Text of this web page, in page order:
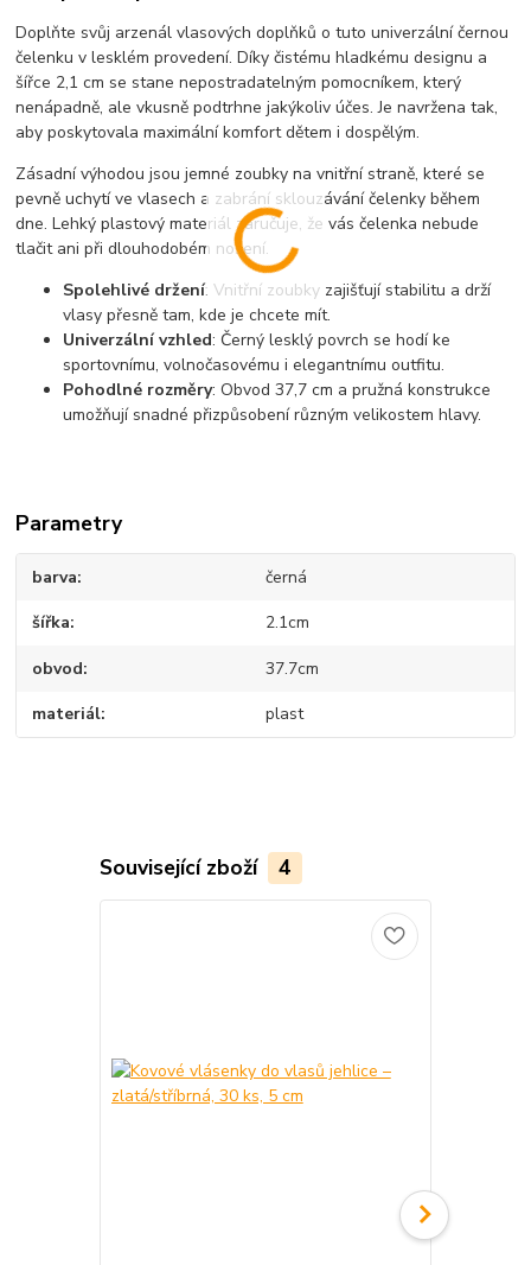
Doplňte svůj arzenál vlasových doplňků o tuto univerzální černou
čelenku v lesklém provedení. Díky čistému hladkému designu a
šířce 2,1 cm se stane nepostradatelným pomocníkem, který
nenápadně, ale vkusně podtrhne jakýkoliv účes. Je navržena tak,
aby poskytovala maximální komfort dětem i dospělým.
Zásadní výhodou jsou jemné zoubky na vnitřní straně, které se
pevně uchytí ve vlasech a zabrání sklouzávání čelenky během
dne. Lehký plastový materiál zaručuje, že vás čelenka nebude
tlačit ani při dlouhodobém nošení.
Spolehlivé držení: Vnitřní zoubky zajišťují stabilitu a drží
vlasy přesně tam, kde je chcete mít.
Univerzální vzhled: Černý lesklý povrch se hodí ke
sportovnímu, volnočasovému i elegantnímu outfitu.
Pohodlné rozměry: Obvod 37,7 cm a pružná konstrukce
umožňují snadné přizpůsobení různým velikostem hlavy.
Parametry
barva černá
šířka 2.1cm
obvod 37.7cm
materiál plast
Související zboží 4